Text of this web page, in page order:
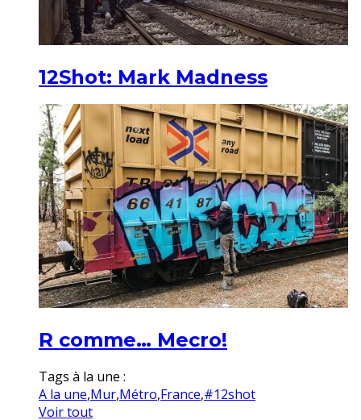
12Shot: Mark Madness
R comme… Mecro!
Tags à la une :
A la une,Mur,Métro,France,#12shot
Voir tout